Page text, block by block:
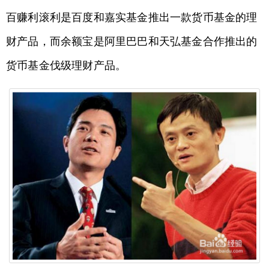
百赚利滚利是百度和嘉实基金推出一款货币基金的理
财产品，而余额宝是阿里巴巴和天弘基金合作推出的
货币基金伐级理财产品。